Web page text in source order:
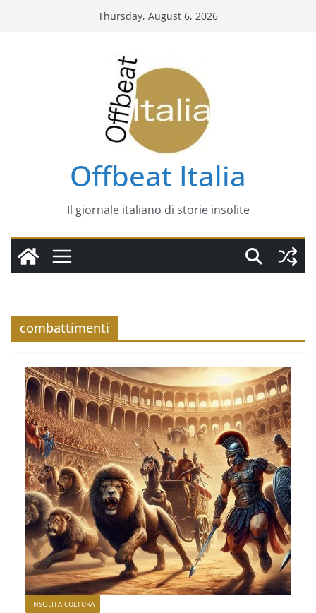
Thursday, August 6, 2026
Offbeat Italia
Il giornale italiano di storie insolite
combattimenti
INSOLITA CULTURA